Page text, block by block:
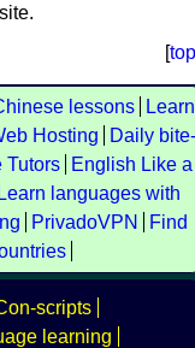
[top
lessons
Learn
Hosting
Daily bite-
Tutors
English Like a
Learn languages with
PrivadoVPN
Find
scripts
learning